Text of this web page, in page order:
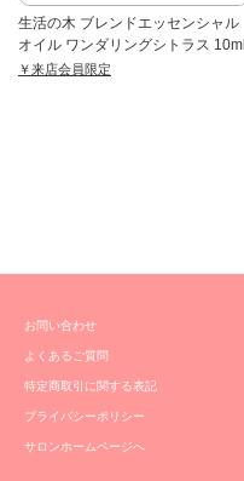
生活の木 ブレンドエッセンシャル
オイル ワンダリングシトラス 10ml
￥来店会員限定
お問い合わせ
よくあるご質問
特定商取引に関する表記
プライバシーポリシー
サロンホームページへ